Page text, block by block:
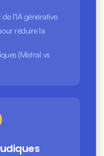
l'IA générative
réduire la
(Mistral vs